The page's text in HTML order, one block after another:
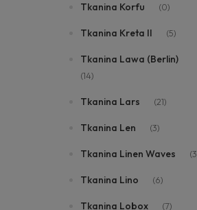
Tkanina Korfu (0)
Tkanina Kreta II (5)
Tkanina Lawa (Berlin)
(14)
Tkanina Lars (21)
Tkanina Len (3)
Tkanina Linen Waves
Tkanina Lino (6)
Tkanina Lobox (7)